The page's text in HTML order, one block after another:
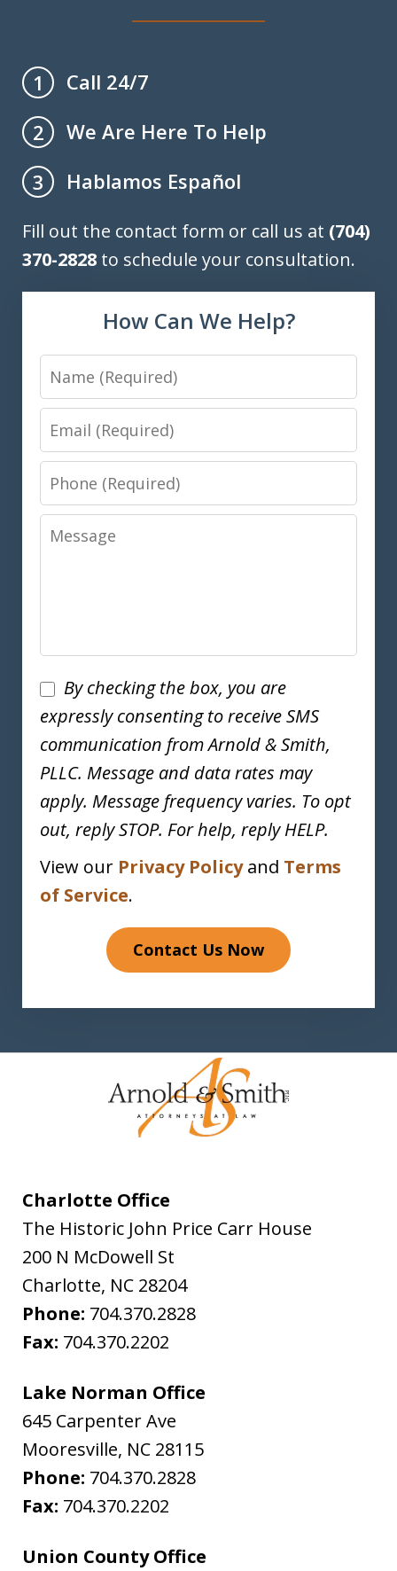
1
Call 24/7
2
We Are Here To Help
3
Hablamos Español
Fill out the contact form or call us at (704)
370-2828 to schedule your consultation.
How Can We Help?
Name
Email
Phone
Message
Disclaimer
By checking the box, you are
expressly consenting to receive SMS
communication from Arnold & Smith,
PLLC. Message and data rates may
apply. Message frequency varies. To opt
out, reply STOP. For help, reply HELP.
View our Privacy Policyand Terms
of Service.
Contact Us Now
Charlotte Office
The Historic John Price Carr House
200 N McDowell St
Charlotte, NC 28204
Phone: 704.370.2828
Fax: 704.370.2202
Lake Norman Office
645 Carpenter Ave
Mooresville, NC 28115
Phone: 704.370.2828
Fax: 704.370.2202
Union County Office